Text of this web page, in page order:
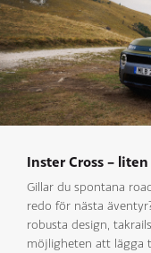
Inster Cross –
Gillar du spontana
redo för nästa
robusta design,
möjligheten att lägga